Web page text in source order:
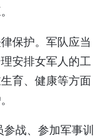
保护。军队应当
安排女军人的工
育、健康等方面
战、参加军事训